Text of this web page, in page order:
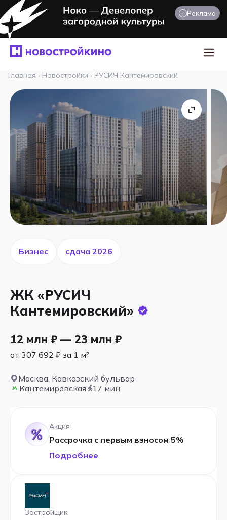
i Реклама
Главная · Новостройки · РУСИЧ Кантемировский
ЖК «РУСИЧ
Кантемировский»
12 млн ₽ — 23 млн ₽
от 307 692 ₽ за 1 м²
Москва, Кавказский бульвар
Кантемировская
17 мин
Бизнес cдача 2026
Акция
Рассрочка с первым взносом 5%
Подробнее
Застройщик